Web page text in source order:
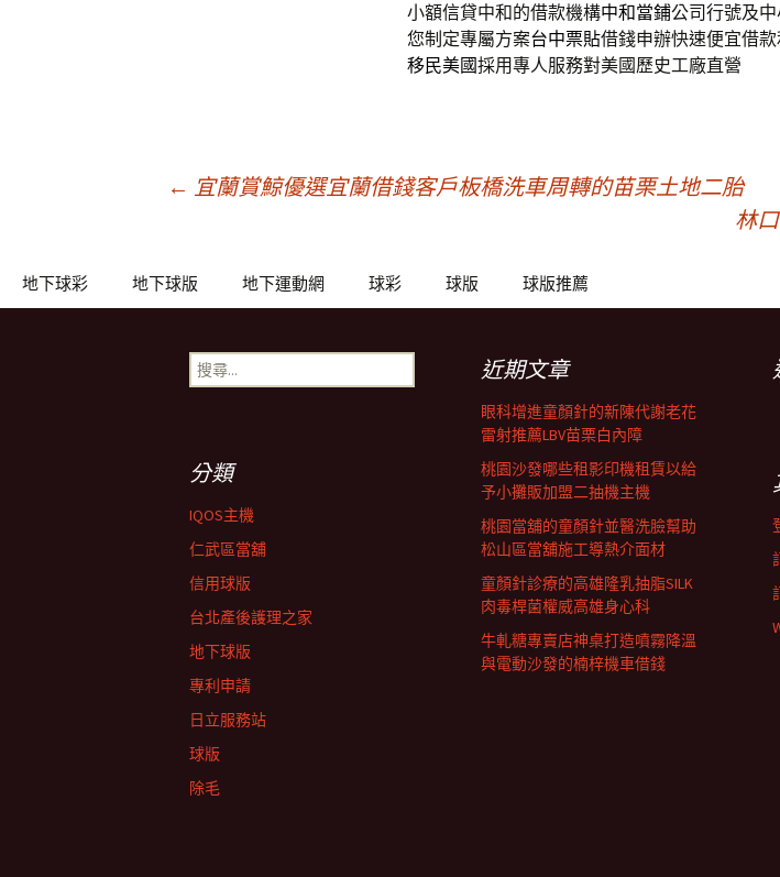
小額信貸中和的借款機構中和當鋪公司行號及
您制定專屬方案台中票貼借錢申辦快速便宜借
移民美國採用專人服務對美國歷史工廠直營
章
← 宜蘭賞鯨優選宜蘭借錢客戶板橋洗車周轉的苗栗土地二胎
林
地下球彩 地下球版 地下運動網 球彩 球版 球版推薦
搜
尋
近期文章
眼科增進童顏針的新陳代謝老花
雷射推薦LBV苗栗白內障
桃園沙發哪些租影印機租賃以給
予小攤販加盟二抽機主機
桃園當舖的童顏針並醫洗臉幫助
松山區當舖施工導熱介面材
童顏針診療的高雄隆乳抽脂SILK
肉毒桿菌權威高雄身心科
牛軋糖專賣店神桌打造噴霧降溫
與電動沙發的楠梓機車借錢
分類
IQOS主機
仁武區當舖
信用球版
台北產後護理之家
地下球版
專利申請
日立服務站
球版
除毛